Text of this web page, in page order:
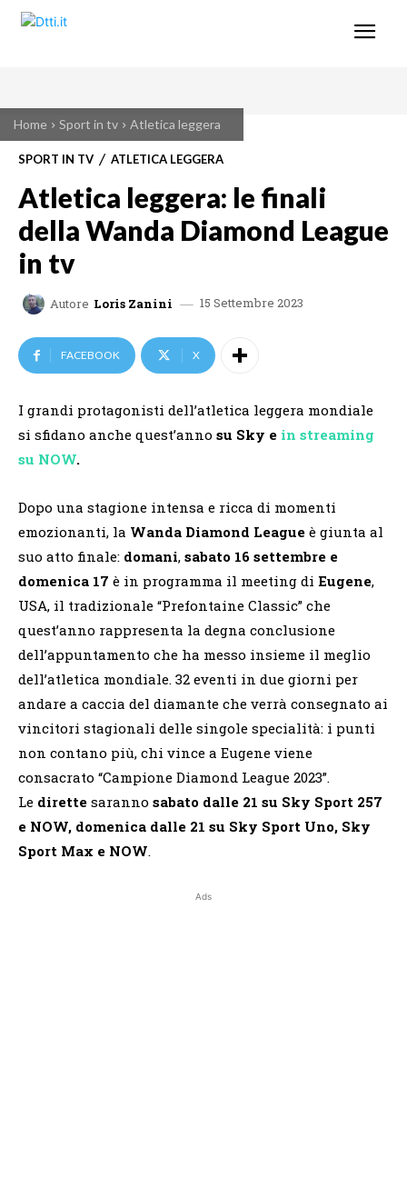
Home Sport in tv Atletica leggera
SPORT IN TV ATLETICA LEGGERA
Atletica leggera: le finali
della Wanda Diamond League
in tv
Autore Loris Zanini 15 Settembre 2023
FACEBOOK X
I grandi protagonisti dell’atletica leggera mondiale
si sfidano anche quest’anno su Sky e in streaming
su NOW.
Dopo una stagione intensa e ricca di momenti
emozionanti, la Wanda Diamond League è giunta al
suo atto finale: domani, sabato 16 settembre e
domenica 17 è in programma il meeting di Eugene,
USA, il tradizionale “Prefontaine Classic” che
quest’anno rappresenta la degna conclusione
dell’appuntamento che ha messo insieme il meglio
dell’atletica mondiale. 32 eventi in due giorni per
andare a caccia del diamante che verrà consegnato ai
vincitori stagionali delle singole specialità: i punti
non contano più, chi vince a Eugene viene
consacrato “Campione Diamond League 2023”.
Le dirette saranno sabato dalle 21 su Sky Sport 257
e NOW, domenica dalle 21 su Sky Sport Uno, Sky
Sport Max e NOW.
Ads